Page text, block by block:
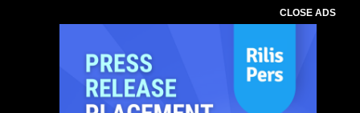
CLOSE ADS